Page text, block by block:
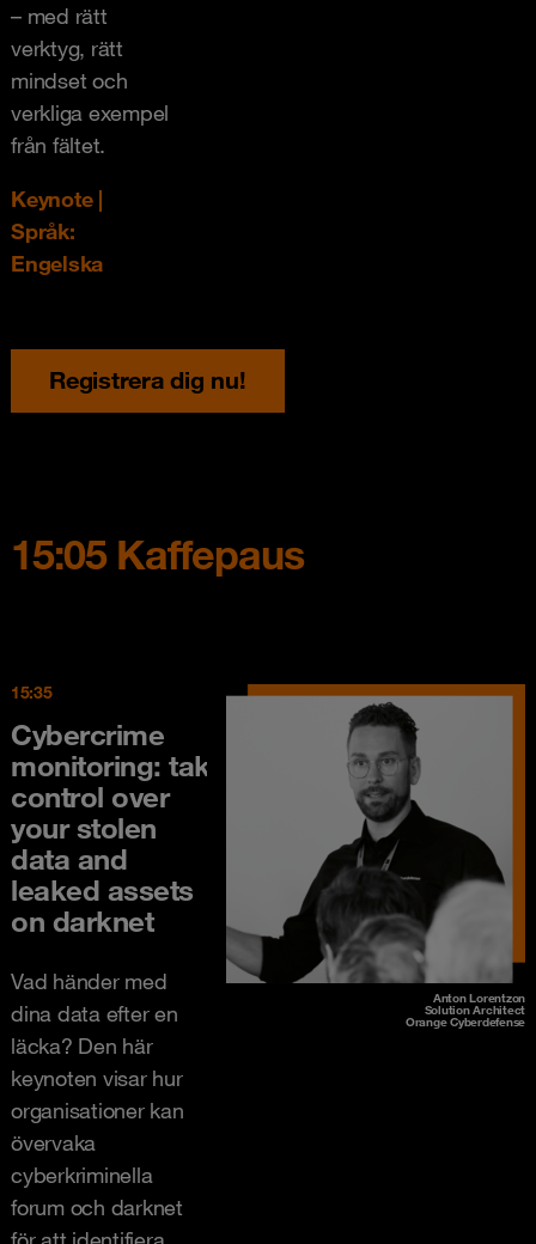
– med rätt
verktyg, rätt
mindset och
verkliga exempel
från fältet.
Keynote |
Språk:
Engelska
Registrera dig nu!
15:05 Kaffepaus
Anton Lorentzon
Solution Architect
Orange Cyberdefense
15:35
Cybercrime
monitoring­: take
control over
your stolen
data and
leaked assets
on darknet
Vad händer med
dina data efter en
läcka? Den här
keynoten visar hur
organisationer kan
övervaka
cyberkriminella
forum och darknet